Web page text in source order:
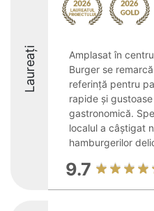
Laureați
Amplasat în
Burger se
referință pentru
rapide și
gastronomică.
localul a câștigat
hamburgerilor
9.7